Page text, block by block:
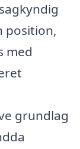
position,
med
grundlag